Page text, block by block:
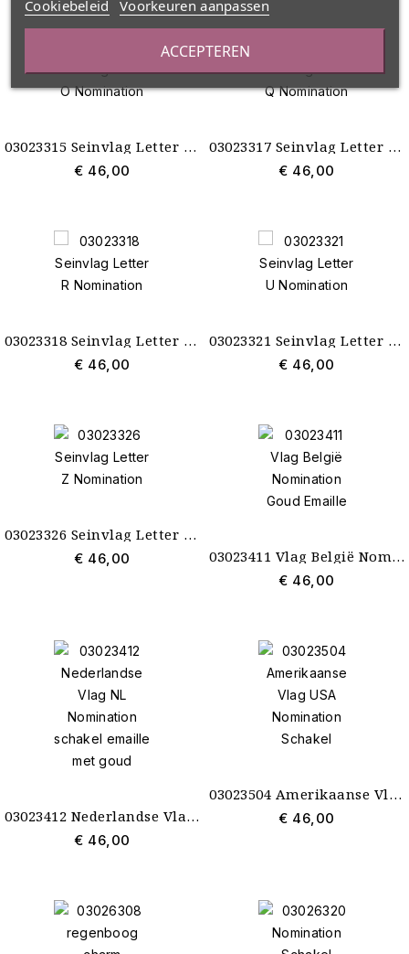
03023315 Seinvlag Letter O Nomination
€ 46,00
03023317 Seinvlag Letter Q Nomination
€ 46,00
03023318 Seinvlag Letter R Nomination
€ 46,00
03023321 Seinvlag Letter U Nomination
€ 46,00
03023326 Seinvlag Letter Z Nomination
€ 46,00 03023411 Vlag België Nomination Goud Emaille
€ 46,00
03023412 Nederlandse Vlag NL Nomination schakel emaille met goud
€ 46,00
03023504 Amerikaanse Vlag USA Nomination Schakel
€ 46,00
Cookiebeleid Voorkeuren aanpassen
ACCEPTEREN